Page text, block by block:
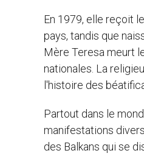
En 1979, elle reçoit
pays, tandis que
Mère Teresa meurt
nationales. La
l'histoire des
Partout dans le
manifestations
des Balkans qui se